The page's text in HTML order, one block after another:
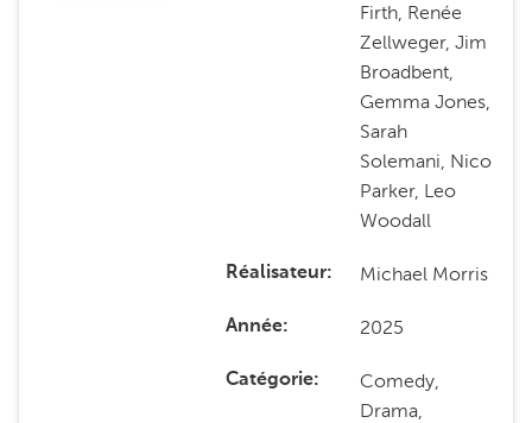
Firth, Renée
Zellweger, Jim
Broadbent,
Gemma Jones,
Sarah
Solemani, Nico
Parker, Leo
Woodall
Réalisateur Michael Morris
Année 2025
Catégorie
Comedy,
Drama,